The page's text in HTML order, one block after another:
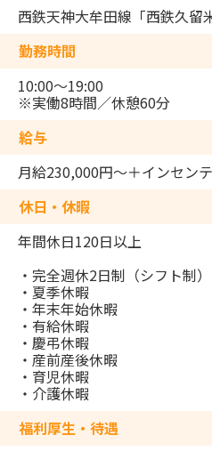
西鉄天神大牟田線「西鉄久留
勤務時間
10:00～19:00
※実働8時間／休憩60分
給与
月給230,000円～＋インセン
休日・休暇
年間休日120日以上
・完全週休2日制（シフト制）
・夏季休暇
・年末年始休暇
・有給休暇
・慶弔休暇
・産前産後休暇
・育児休暇
・介護休暇
福利厚生・待遇